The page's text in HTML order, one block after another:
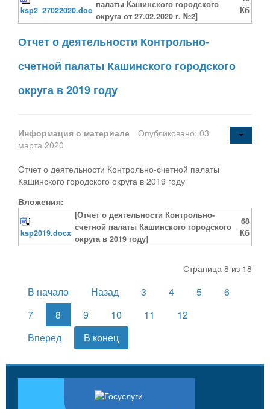
ksp2_27022020.doc
палаты Кашинского городского
округа от 27.02.2020 г. №2]
Кб
Отчет о деятельности Контрольно-
счетной палаты Кашинского городского
округа в 2019 году
Информация о материале
Опубликовано: 03
марта 2020
Отчет о деятельности Контрольно-счетной палаты
Кашинского городского округа в 2019 году
Вложения:
ksp2019.docx
[Отчет о деятельности Контрольно-
счетной палаты Кашинского городского
округа в 2019 году]
68
Кб
Страница 8 из 18
В начало Назад 3 4 5
6
7
8 9 10 11
12
Вперед
В конец